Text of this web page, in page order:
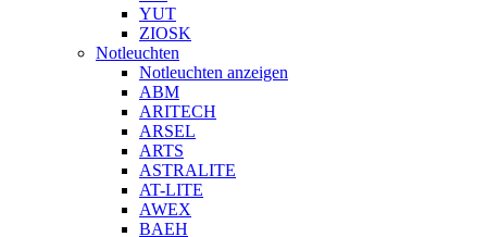
YUT
ZIOSK
Notleuchten
Notleuchten anzeigen
ABM
ARITECH
ARSEL
ARTS
ASTRALITE
AT-LITE
AWEX
BAEH